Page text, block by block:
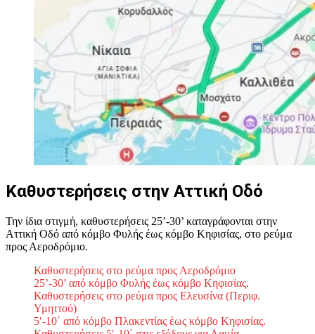
Καθυστερήσεις στην Αττική Οδό
Την ίδια στιγμή, καθυστερήσεις 25’-30’ καταγράφονται στην
Αττική Οδό από κόμβο Φυλής έως κόμβο Κηφισίας, στο ρεύμα
προς Αεροδρόμιο.
Καθυστερήσεις στο ρεύμα προς Αεροδρόμιο
25’-30’ από κόμβο Φυλής έως κόμβο Κηφισίας.
Καθυστερήσεις στο ρεύμα προς Ελευσίνα (Περιφ.
Υμηττού)
5′-10΄ από κόμβο Πλακεντίας έως κόμβο Κηφισίας.